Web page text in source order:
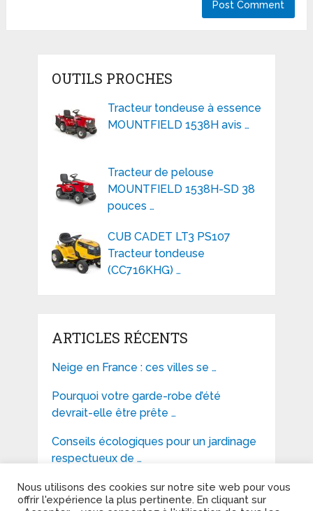
OUTILS PROCHES
Tracteur tondeuse à essence
MOUNTFIELD 1538H avis …
Tracteur de pelouse
MOUNTFIELD 1538H-SD 38
pouces …
CUB CADET LT3 PS107
Tracteur tondeuse
(CC716KHG) …
ARTICLES RÉCENTS
Neige en France : ces villes se …
Pourquoi votre garde-robe d’été
devrait-elle être prête …
Conseils écologiques pour un jardinage
respectueux de …
Nous utilisons des cookies sur notre site web pour vous
offrir l'expérience la plus pertinente. En cliquant sur